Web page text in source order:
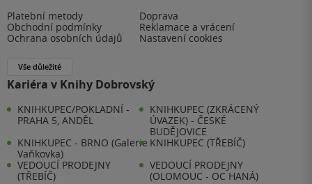
Platební metody
Doprava
Obchodní podmínky
Reklamace a vrácení
Ochrana osobních údajů
Nastavení cookies
Vše důležité
Kariéra v Knihy Dobrovský
KNIHKUPEC/POKLADNÍ -
PRAHA 5, ANDĚL
KNIHKUPEC (ZKRÁCENÝ
ÚVAZEK) - ČESKÉ
BUDĚJOVICE
KNIHKUPEC - BRNO (Galerie
Vaňkovka)
KNIHKUPEC (TŘEBÍČ)
VEDOUCÍ PRODEJNY
(TŘEBÍČ)
VEDOUCÍ PRODEJNY
(OLOMOUC - OC HANÁ)